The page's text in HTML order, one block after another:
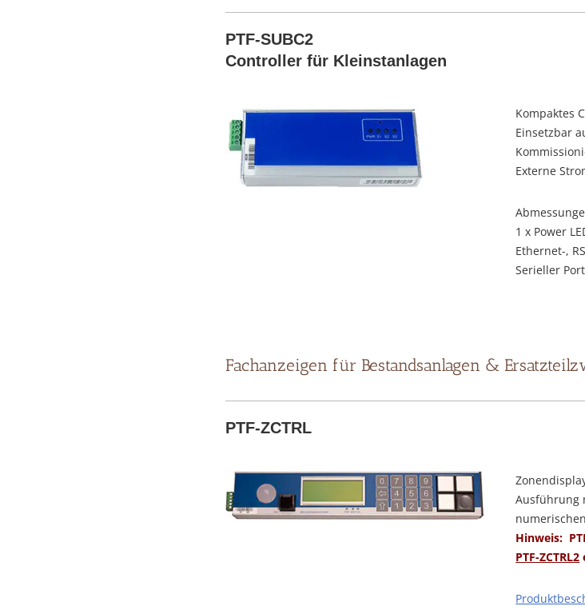
PTF-SUBC2
Controller für Kleinstanlagen
Kompaktes
Einsetzbar
Externe
1 x Power
Ethernet-,
Serieller
Fachanzeigen für Bestandsanlagen &
PTF-ZCTRL
Ausführung
Hinweis:
PTF-ZCTRL2